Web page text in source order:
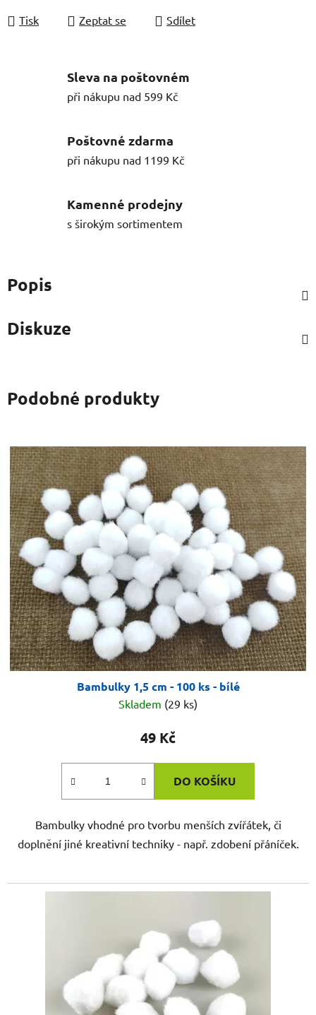
Tisk Zeptat se Sdílet
Sleva na poštovném
při nákupu nad 599 Kč
Poštovné zdarma
při nákupu nad 1199 Kč
Kamenné prodejny
s širokým sortimentem
Popis
Diskuze
Podobné produkty
Bambulky 1,5 cm - 100 ks - bílé
Skladem (29 ks)
49 Kč
DO KOŠÍKU
Bambulky vhodné pro tvorbu menších zvířátek, či
doplnění jiné kreativní techniky - např. zdobení přáníček.